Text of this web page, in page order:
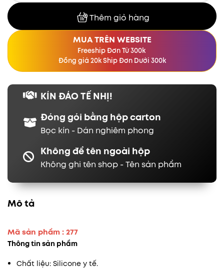
Thêm giỏ hàng
MUA TRÊN WEBSITE
Freeship Đơn Từ 300k
Đồng giá 20k Ship Đơn Dưới 300k
KÍN ĐÁO TẾ NHỊ!
Đóng gói bằng hộp carton
Bọc kín - Dán nghiêm phong
Không để tên ngoài hộp
Không ghi tên shop - Tên sản phẩm
Mô tả
Mã sản phẩm : 277
Thông tin sản phẩm
Chất liệu: Silicone y tế.